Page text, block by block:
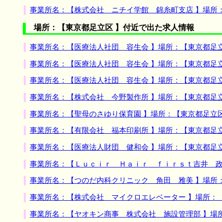
事業所名：【株式会社 ニチイ学館 錦糸町支店 】場所
場所：【東京都足立区 】付近で出た求人情報
事業所名：【医療法人社団 容生会 】場所：【東京都
事業所名：【医療法人社団 容生会 】場所：【東京都
事業所名：【医療法人社団 容生会 】場所：【東京都
事業所名：【株式会社 今野製作所 】場所：【東京都
事業所名：【聖母のさゆり保育園 】場所：【東京都足
事業所名：【有限会社 福本印刷所 】場所：【東京都足
事業所名：【医療法人財団 健和会 】場所：【東京都足
事業所名：【Ｌｕｃｉｒ Ｈａｉｒ ｆｉｒｓｔ吉井 政
事業所名：【つのだ内科クリニック 角田 雅美 】場所
事業所名：【株式会社 マイクロエレベーター 】場所：
事業所名：【ヤオキン商事 株式会社 施設管理部 】場